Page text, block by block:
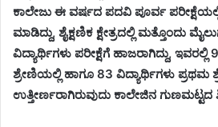
ಕಾಲೇಜು ಈ ವರ್ಷದ ಪದವಿ ಪೂರ್ವ
ಮಾಡಿದ್ದು, ಶೈಕ್ಷಣಿಕ ಕ್ಷೇತ್ರದಲ್ಲಿ ಮತ್ತೊಂದು
ವಿದ್ಯಾರ್ಥಿಗಳು ಪರೀಕ್ಷೆಗೆ ಹಾಜರಾಗಿದ್ದು, ಇವರಲ್ಲಿ
ಶ್ರೇಣಿಯಲ್ಲಿ ಹಾಗೂ 83 ವಿದ್ಯಾರ್ಥಿಗಳು ಪ್ರಥಮ
ಉತ್ತೀರ್ಣರಾಗಿರುವುದು ಕಾಲೇಜಿನ ಗುಣಮಟ್ಟದ